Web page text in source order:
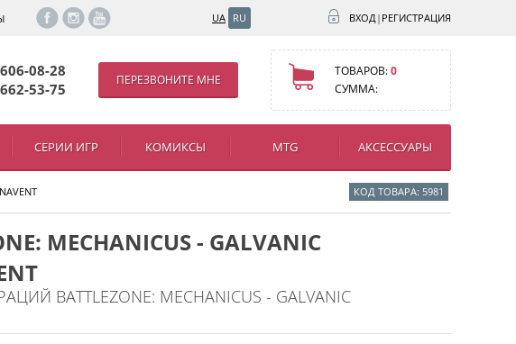
UA RU ВХОД| РЕГИСТРАЦИЯ
08-28
53-75
ПЕРЕЗВОНИТЕ МНЕ
ТОВАРОВ:0
СУММА:
СЕРИИ ИГР КОМИКСЫ MTG АКСЕССУАРЫ
КОД ТОВАРА: 5981
MECHANICUS - GALVANIC
BATTLEZONE: MECHANICUS - GALVANIC